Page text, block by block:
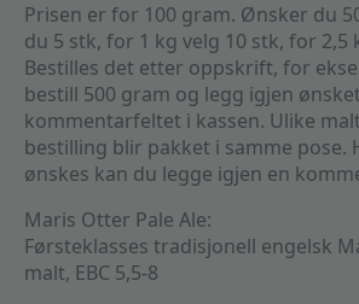
Prisen er for 100 gram. Ønsker du
du 5 stk, for 1 kg velg 10 stk, for 2,5
Bestilles det etter oppskrift, for
bestill 500 gram og legg igjen
kommentarfeltet i kassen. Ulike
bestilling blir pakket i samme pose.
ønskes kan du legge igjen en
Maris Otter Pale Ale:
Førsteklasses tradisjonell engelsk
malt, EBC 5,5-8